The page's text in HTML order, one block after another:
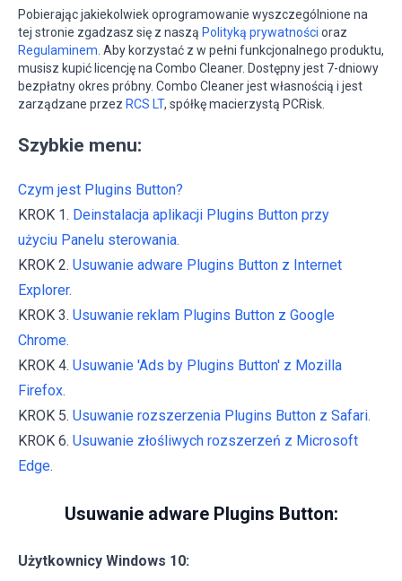
Pobierając jakiekolwiek oprogramowanie wyszczególnione na
tej stronie zgadzasz się z naszą Polityką prywatności oraz
Regulaminem . Aby korzystać z w pełni funkcjonalnego produktu,
musisz kupić licencję na Combo Cleaner. Dostępny jest 7-dniowy
bezpłatny okres próbny. Combo Cleaner jest własnością i jest
zarządzane przez RCS LT, spółkę macierzystą PCRisk.
Szybkie menu:
Czym jest Plugins Button?
KROK 1. Deinstalacja aplikacji Plugins Button przy
użyciu Panelu sterowania.
KROK 2. Usuwanie adware Plugins Button z Internet
Explorer.
KROK 3. Usuwanie reklam Plugins Button z Google
Chrome.
KROK 4. Usuwanie 'Ads by Plugins Button' z Mozilla
Firefox.
KROK 5. Usuwanie rozszerzenia Plugins Button z Safari.
KROK 6. Usuwanie złośliwych rozszerzeń z Microsoft
Edge.
Usuwanie adware Plugins Button:
Użytkownicy Windows 10: